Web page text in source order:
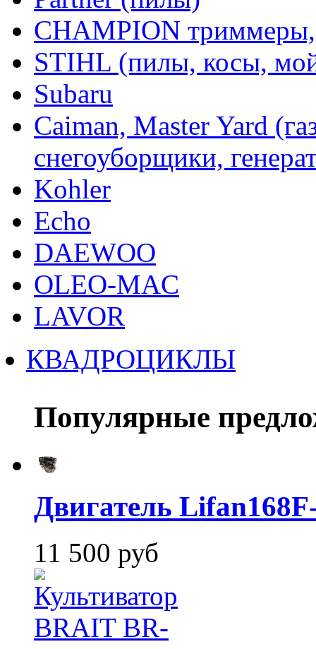
CHAMPION
STIHL (пилы, косы,
Subaru
Caiman, Master Yard
снегоуборщики,
Kohler
Echo
DAEWOO
OLEO-MAC
LAVOR
КВАДРОЦИКЛЫ
Популярные
Двигатель
11 500 руб